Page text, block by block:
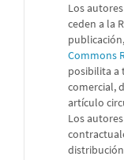
Los
ceden a la
Commons
posibilita a
comercial,
artículo
Los